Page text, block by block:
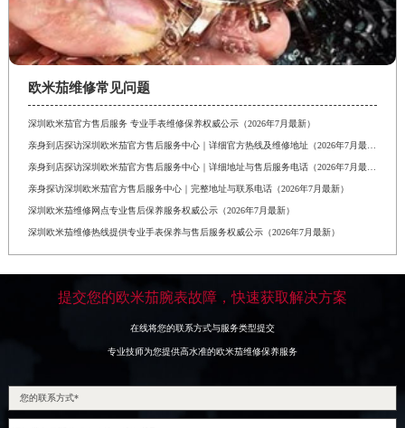
欧米茄维修常见问题
深圳欧米茄官方售后服务 专业手表维修保养权威公示（2026年7月最新）
亲身探访深圳欧米茄官方售后服务中心｜完整地址与联系电话（2026年7月最新）
深圳欧米茄维修网点专业售后保养服务权威公示（2026年7月最新）
深圳欧米茄维修热线提供专业手表保养与售后服务权威公示（2026年7月最新）
提交您的欧米茄腕表故障，快速获取解决方案
在线将您的联系方式与服务类型提交
专业技师为您提供高水准的欧米茄维修保养服务